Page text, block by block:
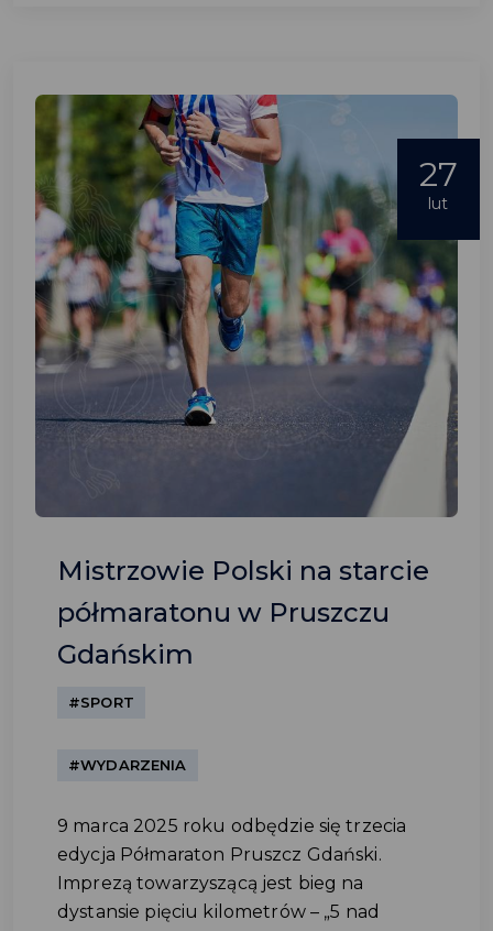
27
lut
Mistrzowie Polski na starcie
półmaratonu w Pruszczu
Gdańskim
#SPORT
#WYDARZENIA
9 marca 2025 roku odbędzie się trzecia
edycja Półmaraton Pruszcz Gdański.
Imprezą towarzyszącą jest bieg na
dystansie pięciu kilometrów – „5 nad